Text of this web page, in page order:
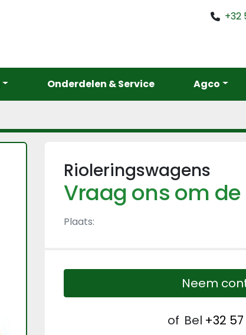
+32
Onderdelen & Service Agco
Rioleringswagens
Vraag ons om de
Plaats:
Neem
of Bel +32